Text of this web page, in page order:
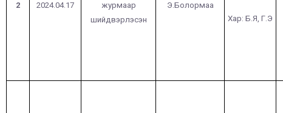
2 2024.04.17
журмаар
шийдвэрлэсэн
Э.Болормаа
Хар: Б.Я, Г.Э